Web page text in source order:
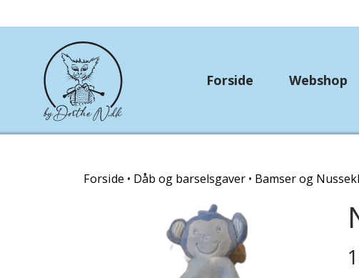
Forside Webshop
OUTLET
Strikkekit
Hækle/strikkekits dyr
Garn Gründl
Forside Dåb og barselsgaver Bamser og